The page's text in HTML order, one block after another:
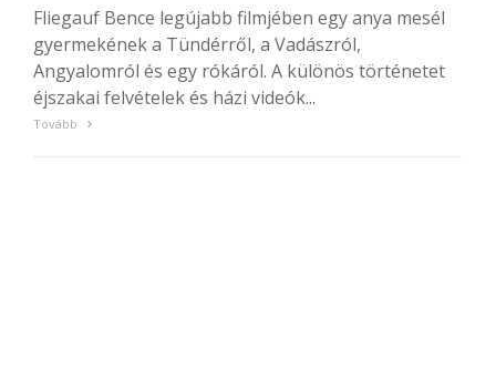
Fliegauf Bence legújabb filmjében egy anya mesél
gyermekének a Tündérről, a Vadászról,
Angyalomról és egy rókáról. A különös történetet
éjszakai felvételek és házi videók...
Tovább